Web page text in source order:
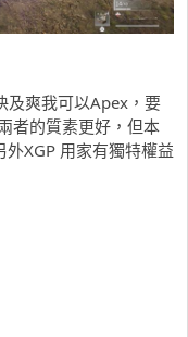
及爽我可以Apex，要
者的質素更好，但本
XGP 用家有獨特權益